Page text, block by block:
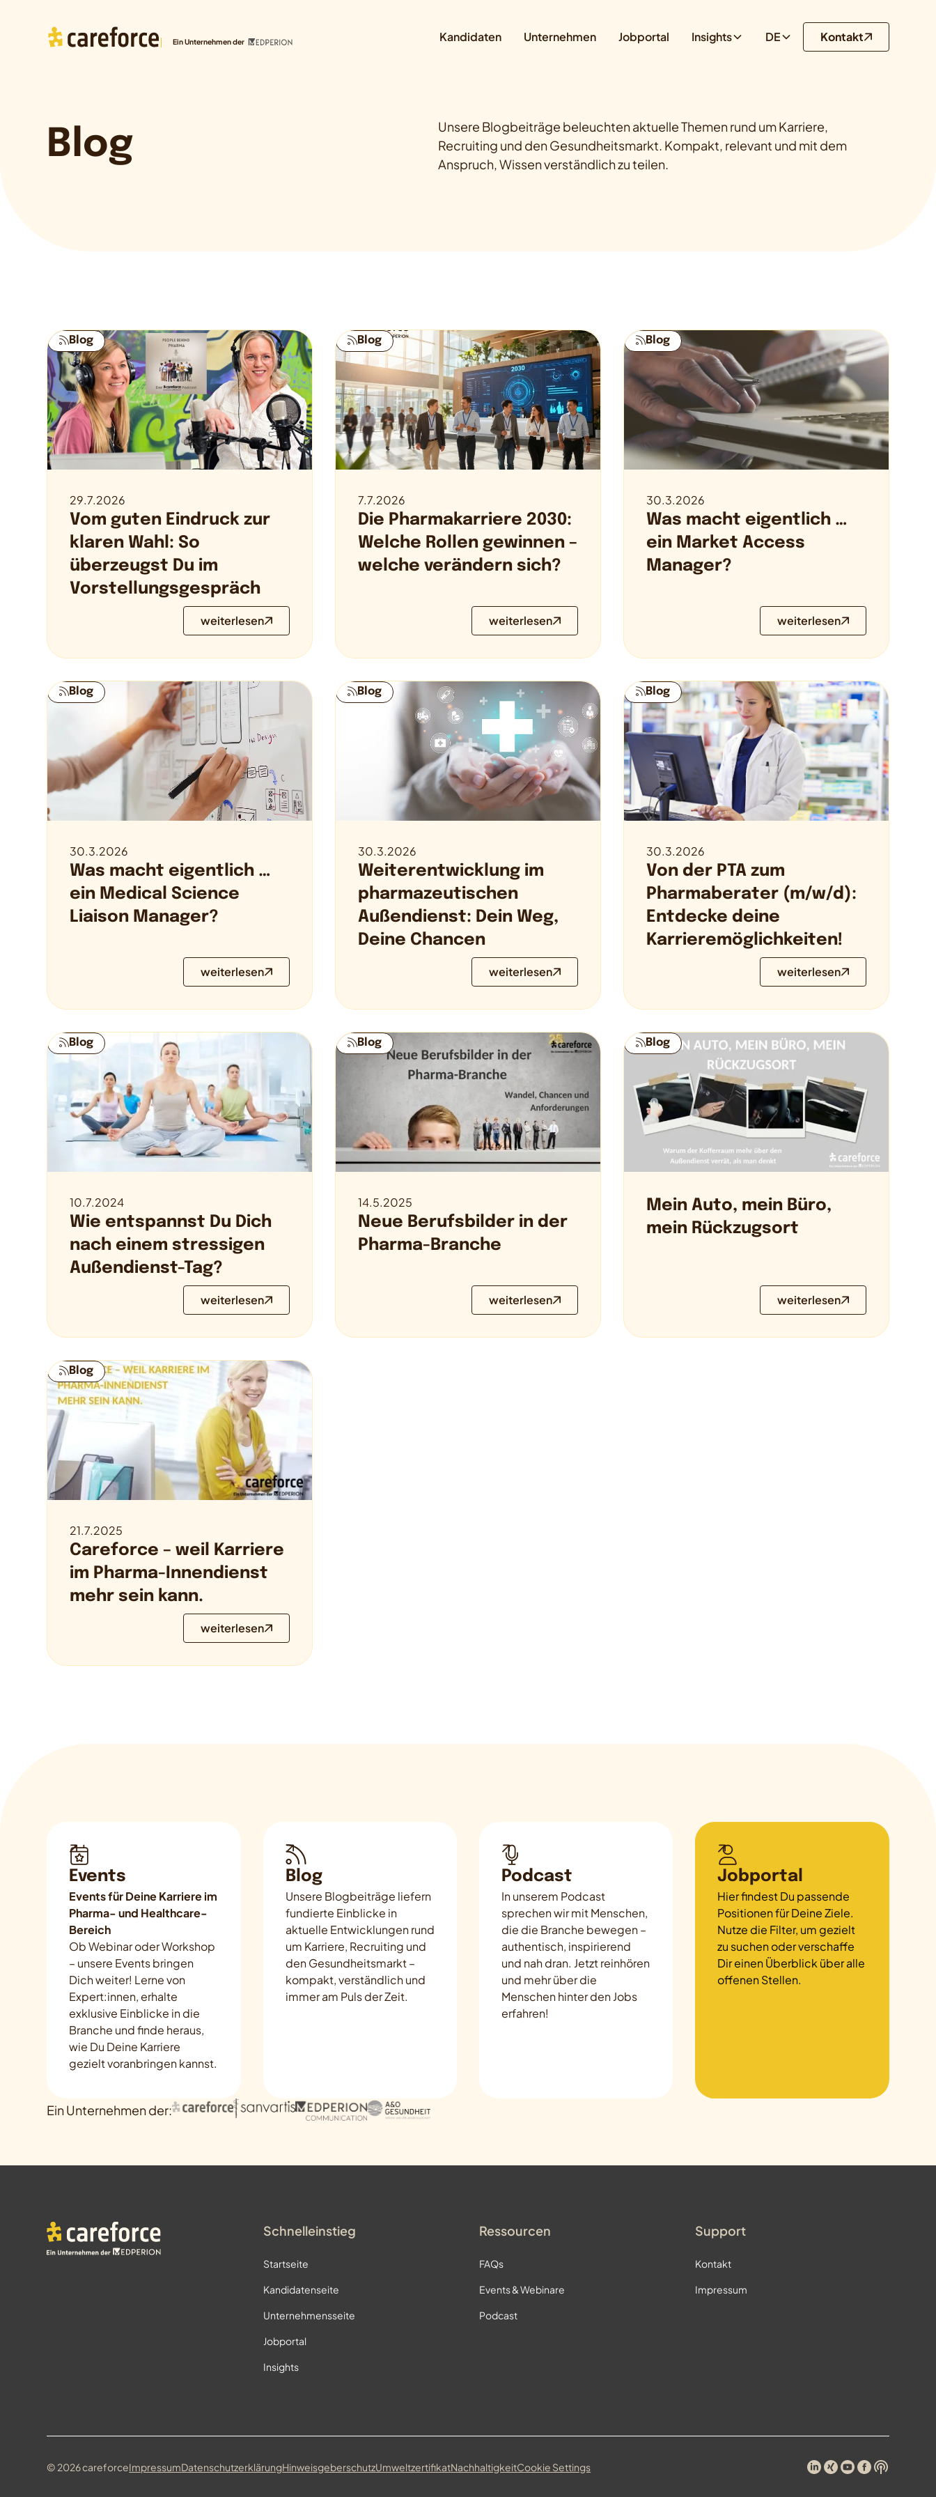
Ein Unternehmen der Kandidaten Unternehmen Jobportal Insights DE Kontakt
Blog
Unsere Blogbeiträge beleuchten aktuelle Themen rund um Karriere,
Recruiting und den Gesundheitsmarkt. Kompakt, relevant und mit dem
Anspruch, Wissen verständlich zu teilen.
29.7.2026
Vom guten Eindruck zur
klaren Wahl: So
überzeugst Du im
Vorstellungsgespräch
weiterlesen
Blog
7.7.2026
Die Pharmakarriere 2030:
Welche Rollen gewinnen –
welche verändern sich?
weiterlesen
Blog
30.3.2026
Was macht eigentlich …
ein Market Access
Manager?
weiterlesen
Blog
30.3.2026
Was macht eigentlich …
ein Medical Science
Liaison Manager?
weiterlesen
Blog
30.3.2026
Weiterentwicklung im
pharmazeutischen
Außendienst: Dein Weg,
Deine Chancen
weiterlesen
Blog
30.3.2026
Von der PTA zum
Pharmaberater (m/w/d):
Entdecke deine
Karrieremöglichkeiten!
weiterlesen
Blog
10.7.2024
Wie entspannst Du Dich
nach einem stressigen
Außendienst-Tag?
weiterlesen
Blog
14.5.2025
Neue Berufsbilder in der
Pharma-Branche
weiterlesen
Blog
Mein Auto, mein Büro,
mein Rückzugsort
weiterlesen
Blog
21.7.2025
Careforce – weil Karriere
im Pharma-Innendienst
mehr sein kann.
weiterlesen
Blog
Events
Events für Deine Karriere im
Pharma- und Healthcare-
Bereich
Ob Webinar oder Workshop
– unsere Events bringen
Dich weiter! Lerne von
Expert:innen, erhalte
exklusive Einblicke in die
Branche und finde heraus,
wie Du Deine Karriere
gezielt voranbringen kannst.
Blog
Unsere Blogbeiträge liefern
fundierte Einblicke in
aktuelle Entwicklungen rund
um Karriere, Recruiting und
den Gesundheitsmarkt –
kompakt, verständlich und
immer am Puls der Zeit.
Podcast
In unserem Podcast
sprechen wir mit Menschen,
die die Branche bewegen –
authentisch, inspirierend
und nah dran. Jetzt reinhören
und mehr über die
Menschen hinter den Jobs
erfahren!
Jobportal
Hier findest Du passende
Positionen für Deine Ziele.
Nutze die Filter, um gezielt
zu suchen oder verschaffe
Dir einen Überblick über alle
offenen Stellen.
Ein Unternehmen der:
Schnelleinstieg
Startseite
Kandidatenseite
Unternehmensseite
Jobportal
Insights
Ressourcen
FAQs
Events & Webinare
Podcast
Support
Kontakt
Impressum
© 2026careforceImpressumDatenschutzerklärungHinweisgeberschutzUmweltzertifikatNachhaltigkeitCookie Settings